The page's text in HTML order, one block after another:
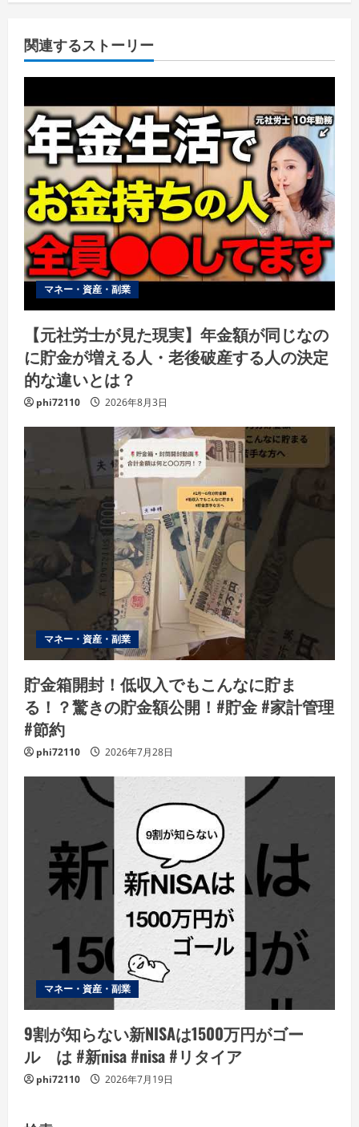
関連するストーリー
マネー・資産・副業
【元社労士が見た現実】年金額が同じなの
に貯金が増える人・老後破産する人の決定
的な違いとは？
phi72110 2026年8月3日
マネー・資産・副業
貯金箱開封！低収入でもこんなに貯ま
る！？驚きの貯金額公開！#貯金 #家計管理
#節約
phi72110 2026年7月28日
マネー・資産・副業
9割が知らない新NISAは1500万円がゴー
ル は #新nisa #nisa #リタイア
phi72110 2026年7月19日